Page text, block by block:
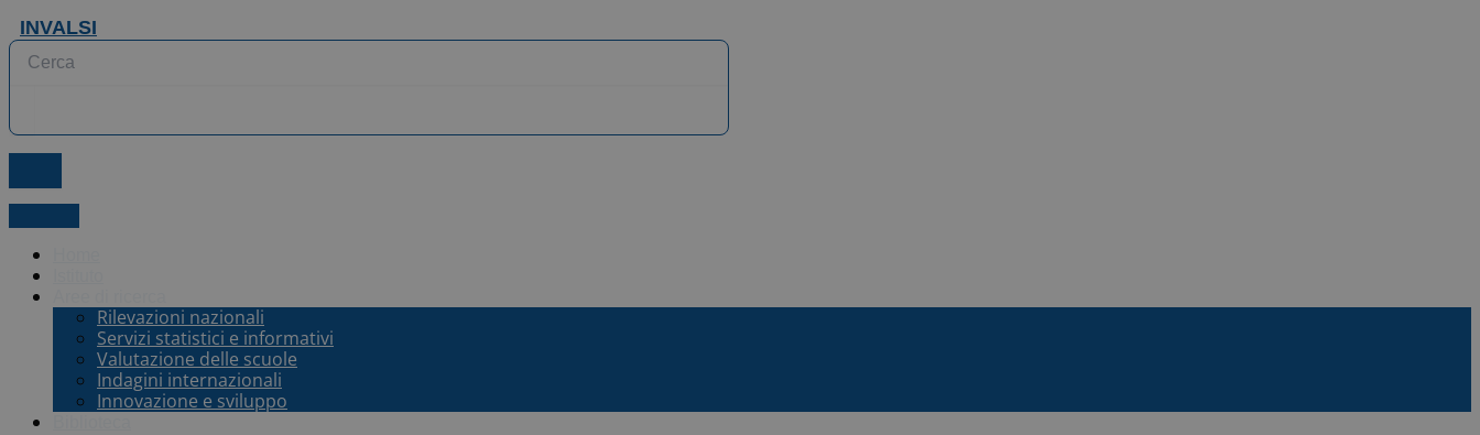
INVALSI
Search
Rilevazioni nazionali
Servizi statistici e informativi
Valutazione delle scuole
Indagini internazionali
Innovazione e sviluppo